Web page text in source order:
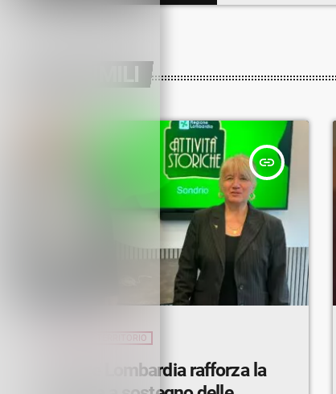
dell'ordine
POST SIMILI
insert_link
AMBIENTE E TERRITORIO
Regione Lombardia rafforza la